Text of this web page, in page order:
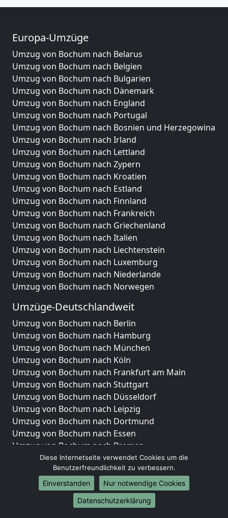
Europa-Umzüge
Umzug von Bochum nach Belarus
Umzug von Bochum nach Belgien
Umzug von Bochum nach Bulgarien
Umzug von Bochum nach Dänemark
Umzug von Bochum nach England
Umzug von Bochum nach Portugal
Umzug von Bochum nach Bosnien und Herzegowina
Umzug von Bochum nach Irland
Umzug von Bochum nach Lettland
Umzug von Bochum nach Zypern
Umzug von Bochum nach Kroatien
Umzug von Bochum nach Estland
Umzug von Bochum nach Finnland
Umzug von Bochum nach Frankreich
Umzug von Bochum nach Griechenland
Umzug von Bochum nach Italien
Umzug von Bochum nach Liechtenstein
Umzug von Bochum nach Luxemburg
Umzug von Bochum nach Niederlande
Umzug von Bochum nach Norwegen
Umzüge-Deutschlandweit
Umzug von Bochum nach Berlin
Umzug von Bochum nach Hamburg
Umzug von Bochum nach München
Umzug von Bochum nach Köln
Umzug von Bochum nach Frankfurt am Main
Umzug von Bochum nach Stuttgart
Umzug von Bochum nach Düsseldorf
Umzug von Bochum nach Leipzig
Umzug von Bochum nach Dortmund
Umzug von Bochum nach Essen
Umzug von Bochum nach Bremen
Umzug von Bochum nach Dresden
Umzug von Bochum nach Hannover
Umzug von Bochum nach Nürnberg
Umzug von Bochum nach Duisburg
Umzug von Bochum nach Bochum
Diese Internetseite verwendet Cookies um die
Benutzerfreundlichkeit zu verbessern.
Einverstanden
Nur notwendige Cookies
Datenschutzerklärung